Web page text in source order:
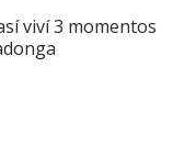
viví 3 momentos